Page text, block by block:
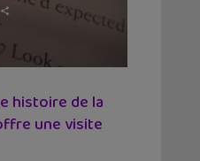
histoire de la
une visite